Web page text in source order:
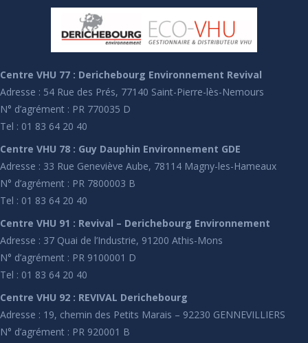
Centre VHU 77 : Derichebourg Environnement Revival
Adresse : 54 Rue des Prés, 77140 Saint-Pierre-lès-Nemours
N° d’agrément : PR 770035 D
Tel : 01 83 64 20 40
Centre VHU 78 : Guy Dauphin Environnement GDE
Adresse : 33 Rue Geneviève Aube, 78114 Magny-les-Hameaux
N° d’agrément : PR 7800003 B
Tel : 01 83 64 20 40
Centre VHU 91 : Revival – Derichebourg Environnement
Adresse : 37 Quai de l’Industrie, 91200 Athis-Mons
N° d’agrément : PR 9100001 D
Tel : 01 83 64 20 40
Centre VHU 92 : REVIVAL Derichebourg
Adresse : 19, chemin des Petits Marais – 92230 GENNEVILLIERS
N° d’agrément : PR 920001 B